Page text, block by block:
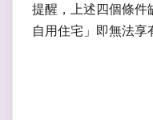
提醒，上述四個條件
自用住宅」即無法享